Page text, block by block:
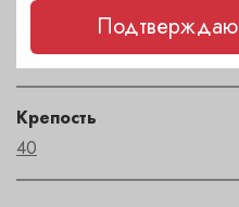
Frapin
Крепость
40
Подтверждаю